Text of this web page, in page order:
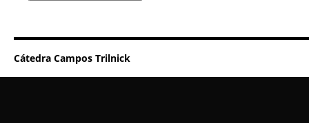
Cátedra Campos Trilnick